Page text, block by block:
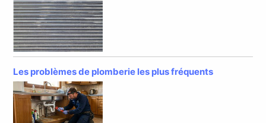
Les problèmes de plomberie les plus fréquents